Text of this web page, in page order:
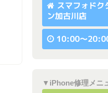
スマフォドク
ン加古川店
10:00〜
▼iPhone修理メニ